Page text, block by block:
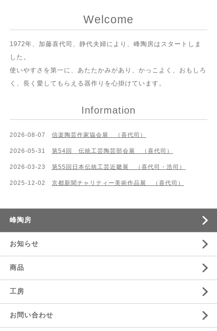
Welcome
1972年、加藤喜代司、静代夫婦により、峰陶房はスタートしま
した。
使いやすさを第一に、あたたかみがあり、かっこよく、おもしろ
く、長く愛してもらえる器作りを心掛けています。
Information
2026-08-07 信楽陶芸作家協会展 （喜代司）
2026-05-31 第54回 伝統工芸陶芸部会展 （喜代司）
2026-03-23 第55回日本伝統工芸近畿展 （喜代司・浩司）
2025-12-02 京都新聞チャリティー美術作品展 （喜代司）
峰陶房
お知らせ
商品
工房
お問い合わせ